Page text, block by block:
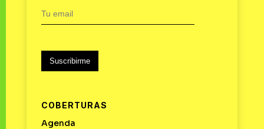
Suscribirme
COBERTURAS
Agenda